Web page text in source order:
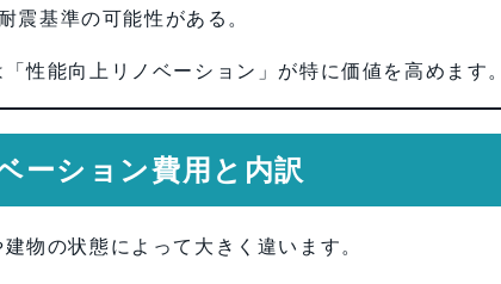
震基準の可能性がある。
性能向上リノベーション」が特に価値を高めます。
ーション費用と内訳
物の状態によって大きく違います。